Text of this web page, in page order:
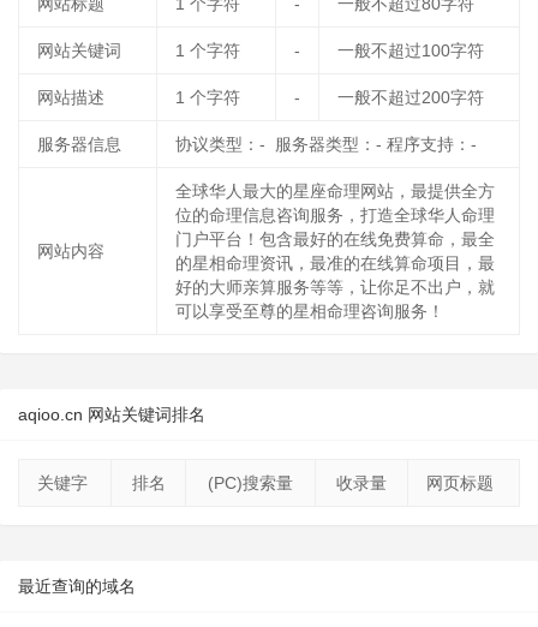
网站关键词 1 个字符 - 一般不超过100字符
网站描述 1 个字符 - 一般不超过200字符
服务器信息 协议类型：- 服务器类型：- 程序支持：-
网站内容
全球华人最大的星座命理网站，最提供全方
位的命理信息咨询服务，打造全球华人命理
门户平台！包含最好的在线免费算命，最全
的星相命理资讯，最准的在线算命项目，最
好的大师亲算服务等等，让你足不出户，就
可以享受至尊的星相命理咨询服务！
aqioo.cn 网站关键词排名
关键字 排名 (PC)搜索量 收录量 网页标题
最近查询的域名